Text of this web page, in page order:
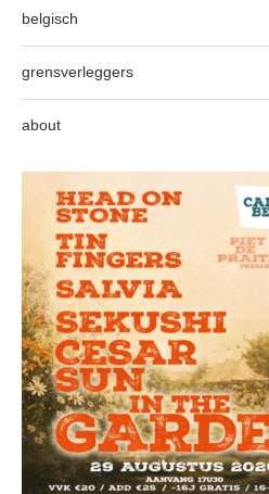
belgisch
grensverleggers
about